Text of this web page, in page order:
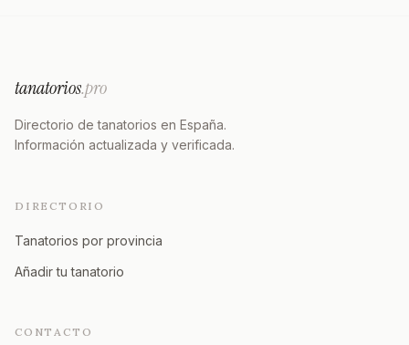
tanatorios.pro
Directorio de tanatorios en España.
Información actualizada y verificada.
DIRECTORIO
Tanatorios por provincia
Añadir tu tanatorio
CONTACTO